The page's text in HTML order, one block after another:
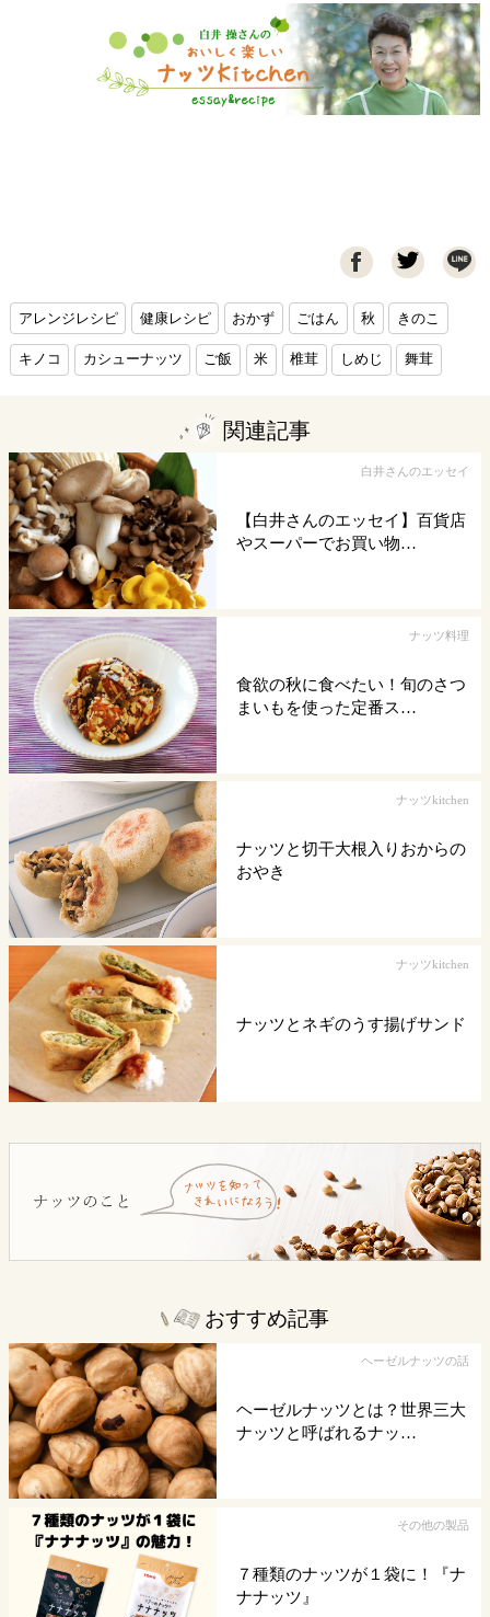

アレンジレシピ 健康レシピ おかず ごはん 秋 きのこ
キノコ カシューナッツ ご飯 米 椎茸 しめじ 舞茸
関連記事
白井さんのエッセイ
【白井さんのエッセイ】百貨店
やスーパーでお買い物…
ナッツ料理
食欲の秋に食べたい！旬のさつ
まいもを使った定番ス…
ナッツkitchen
ナッツと切干大根入りおからの
おやき
ナッツkitchen
ナッツとネギのうす揚げサンド
おすすめ記事
ヘーゼルナッツの話
ヘーゼルナッツとは？世界三大
ナッツと呼ばれるナッ…
その他の製品
７種類のナッツが１袋に！『ナ
ナナッツ』